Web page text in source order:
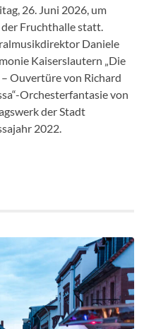
26. Juni 2026, um
Fruchthalle statt.
Daniele
Kaiserslautern „Die
Ouvertüre von Richard
Orchesterfantasie von
der Stadt
2022.